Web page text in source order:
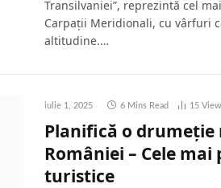
Transilvaniei”, reprezintă cel
Carpații Meridionali, cu vârfuri
altitudine.…
iulie 1, 2025 6 Mins Read 15
Planifică o
României – Cele
turistice